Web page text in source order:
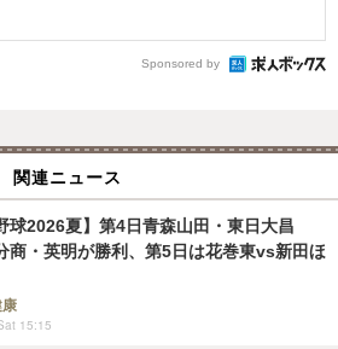
Sponsored by
関連ニュース
球2026夏】第4日青森山田・東日大昌
商・英明が勝利、第5日は花巻東vs新田ほ
15:15